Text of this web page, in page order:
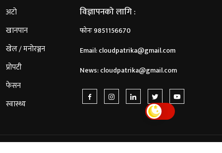
अटो
खानपान
खेल / मनोरञ्जन
प्रोपटी
फेसन
स्वास्थ्य
विज्ञापनको लागि :
फोनः 9851156670
Email:cloudpatrika@gmail.com
News:cloudpatrika@gmail.com